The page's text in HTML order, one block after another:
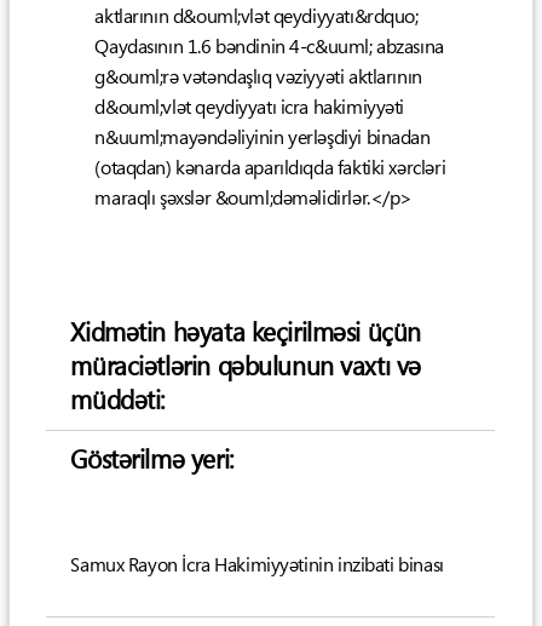
aktlarının d&ouml;vlət qeydiyyatı&rdquo;
Qaydasının 1.6 bəndinin 4-c&uuml; abzasına
g&ouml;rə vətəndaşlıq vəziyyəti aktlarının
d&ouml;vlət qeydiyyatı icra hakimiyyəti
n&uuml;mayəndəliyinin yerləşdiyi binadan
(otaqdan) kənarda aparıldıqda faktiki xərcləri
maraqlı şəxslər &ouml;dəməlidirlər.</p>
Xidmətin həyata keçirilməsi üçün
müraciətlərin qəbulunun vaxtı və
müddəti:
Göstərilmə yeri:
Samux Rayon İcra Hakimiyyətinin inzibati binası